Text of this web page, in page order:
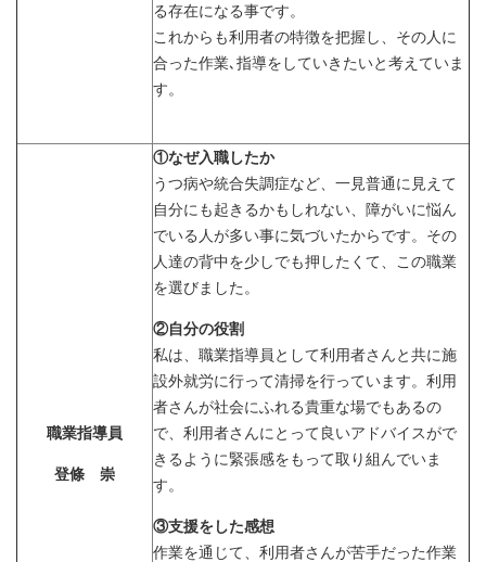
る存在になる事です。
これからも利用者の特徴を把握し、その人に
合った作業､指導をしていきたいと考えていま
す。
職業指導員
登條 崇
①なぜ入職したか
うつ病や統合失調症など、一見普通に見えて
自分にも起きるかもしれない、障がいに悩ん
でいる人が多い事に気づいたからです。その
人達の背中を少しでも押したくて、この職業
を選びました。
②自分の役割
私は、職業指導員として利用者さんと共に施
設外就労に行って清掃を行っています。利用
者さんが社会にふれる貴重な場でもあるの
で、利用者さんにとって良いアドバイスがで
きるように緊張感をもって取り組んでいま
す。
③支援をした感想
作業を通じて、利用者さんが苦手だった作業